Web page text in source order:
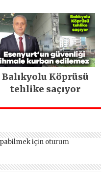
kongre heyecanı!
Balıkyolu Köprüsü
tehlike saçıyor
için oturum